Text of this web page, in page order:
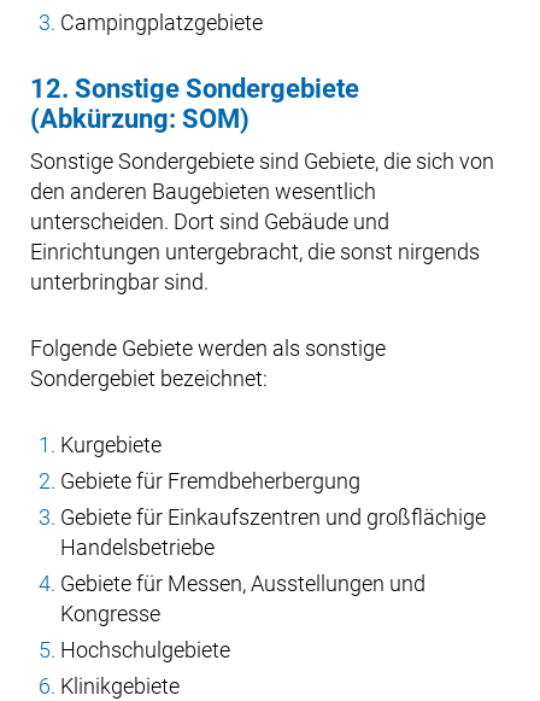
Campingplatzgebiete
12. Sonstige Sondergebiete
(Abkürzung: SOM)
Sonstige Sondergebiete sind Gebiete, die sich von
den anderen Baugebieten wesentlich
unterscheiden. Dort sind Gebäude und
Einrichtungen untergebracht, die sonst nirgends
unterbringbar sind.
Folgende Gebiete werden als sonstige
Sondergebiet bezeichnet:
Kurgebiete
Gebiete für Fremdbeherbergung
Gebiete für Einkaufszentren und großflächige
Handelsbetriebe
Gebiete für Messen, Ausstellungen und
Kongresse
Hochschulgebiete
Klinikgebiete